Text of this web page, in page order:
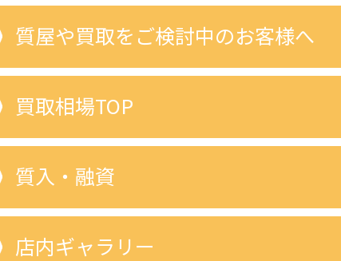
質屋や買取をご検討中のお客様へ
買取相場TOP
質入・融資
店内ギャラリー